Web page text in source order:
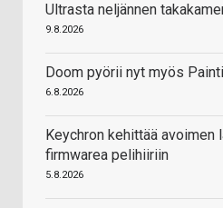
Ultrasta neljännen
9.8.2026
Doom pyörii nyt myös
6.8.2026
Keychron kehittää avoimen
firmwarea pelihiiriin
5.8.2026